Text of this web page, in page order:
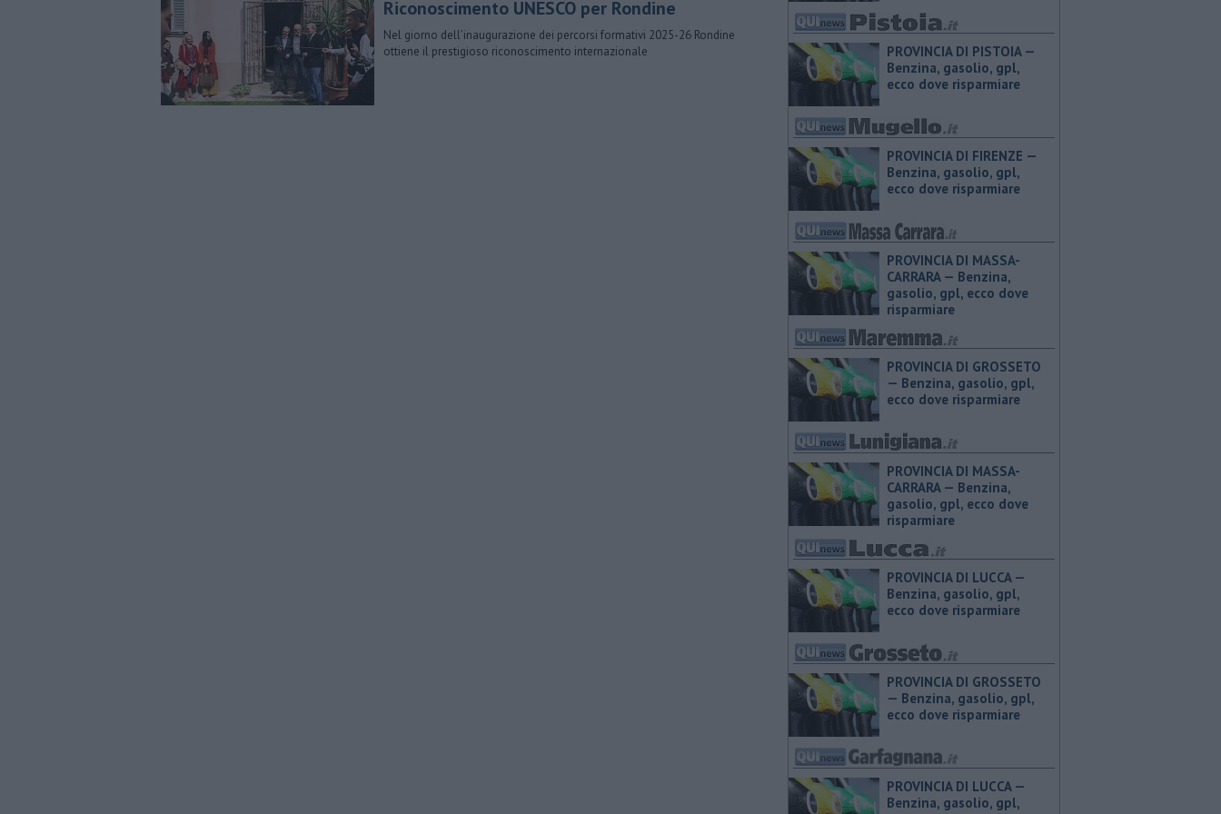
Riconoscimento UNESCO per Rondine
Nel giorno dell’inaugurazione dei percorsi formativi 2025-26 Rondine
ottiene il prestigioso riconoscimento internazionale
PROVINCIA DI PISTOIA — ​
Benzina, gasolio, gpl,
ecco dove risparmiare
PROVINCIA DI FIRENZE — ​
Benzina, gasolio, gpl,
ecco dove risparmiare
PROVINCIA DI MASSA-
CARRARA — ​Benzina,
gasolio, gpl, ecco dove
risparmiare
PROVINCIA DI GROSSETO
— ​Benzina, gasolio, gpl,
ecco dove risparmiare
PROVINCIA DI MASSA-
CARRARA — ​Benzina,
gasolio, gpl, ecco dove
risparmiare
PROVINCIA DI LUCCA — ​
Benzina, gasolio, gpl,
ecco dove risparmiare
PROVINCIA DI GROSSETO
— ​Benzina, gasolio, gpl,
ecco dove risparmiare
PROVINCIA DI LUCCA — ​
Benzina, gasolio, gpl,